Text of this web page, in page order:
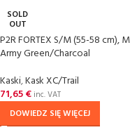
SOLD
OUT
P2R FORTEX S/M (55-58 cm),
Army Green/Charcoal
Kaski,Kask XC/Trail
71,65€ inc. VAT
DOWIEDZ SIĘ WIĘCEJ